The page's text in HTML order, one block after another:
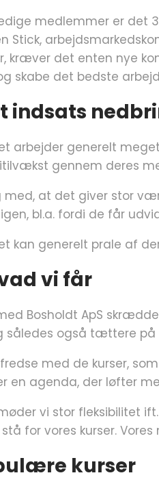
medlemmer er det
Stick,
kræver det enten nye
skabe det bedste
indsats
arbejder generelt
gennem deres
med, at det giver stor
bl.a. fordi de får
kan generelt prale af
vi får
Bosholdt ApS
således også tættere på
med de kurser,
agenda, der løfter
vi stor fleksibilitet
for vores kurser.
kurser